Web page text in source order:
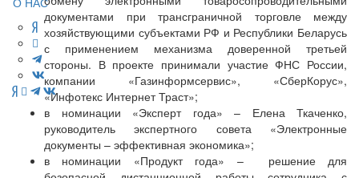
документами при трансграничной торговле между
хозяйствующими субъектами РФ и Республики Беларусь
с применением механизма доверенной третьей
стороны. В проекте принимали участие ФНС России,
компании «Газинформсервис», «СберКорус»,
«Инфотекс Интернет Траст»;
в номинации «Эксперт года» – Елена Ткаченко,
руководитель экспертного совета «Электронные
документы – эффективная экономика»;
в номинации «Продукт года» – решение для